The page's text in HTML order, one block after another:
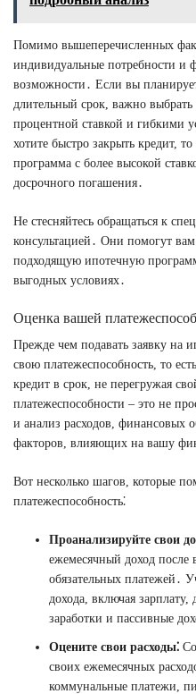
Помимо вышеперечисленных
индивидуальные потребности и
возможности․ Если вы
длительный срок, важно
процентной ставкой и гибкими
хотите быстро закрыть кредит,
программа с более высокой
досрочного погашения․
Не стесняйтесь обращаться к
консультацией․ Они помогут
подходящую ипотечную
выгодных условиях․
Оценка вашей
Прежде чем подавать заявку на
свою платежеспособность, то
кредит в срок, не перегружая
платежеспособности – это не
и анализ расходов, финансовых
факторов, влияющих на вашу
Вот несколько шагов, которые
платежеспособность⁚
Проанализируйте свои
ежемесячный доход после
обязательных платежей․
дохода, включая зарплату,
заработки и пассивные
Оцените свои расходы⁚
своих ежемесячных
коммунальные платежи,